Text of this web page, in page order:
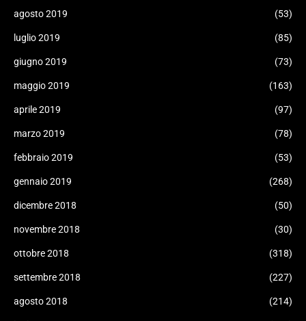
agosto 2019 (53)
luglio 2019 (85)
giugno 2019 (73)
maggio 2019 (163)
aprile 2019 (97)
marzo 2019 (78)
febbraio 2019 (53)
gennaio 2019 (268)
dicembre 2018 (50)
novembre 2018 (30)
ottobre 2018 (318)
settembre 2018 (227)
agosto 2018 (214)